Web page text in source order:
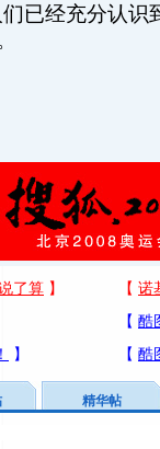
已经充分认识
精华帖